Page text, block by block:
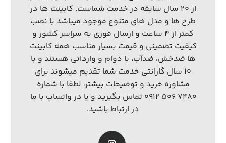
از ۲۰ سال سابقه در خدمت شماست. کابینت ها در
طرح ها و مدل های متنوع موجود میباشد با نصب
کمتر از ۴ ساعت و ارسال فوری به سراسر کشور و
کیفیت تضمینی و قیمت بسیار مناسب همه کابینت
ها ضدخش، ضدآب، با دوام و وارداتی هستند و با
۱۰ سال گارانتی خدمت شما تقدیم میشوند برای
مشاوره خرید و توضیحات بیشتر، لطفا با شماره
۷۴۸۰ ۵۰۶ ۰۹۱۲ تماس بگیرید و یا در واتساپ با ما
در ارتباط باشید.